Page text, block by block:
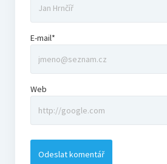
E-mail*
Web